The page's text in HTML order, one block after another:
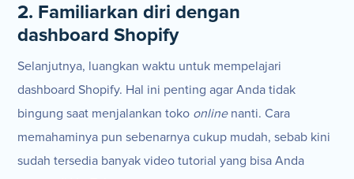
2. Familiarkan diri dengan
dashboard Shopify
Selanjutnya, luangkan waktu untuk mempelajari
dashboard Shopify. Hal ini penting agar Anda tidak
bingung saat menjalankan toko onlinenanti. Cara
memahaminya pun sebenarnya cukup mudah, sebab kini
sudah tersedia banyak video tutorial yang bisa Anda